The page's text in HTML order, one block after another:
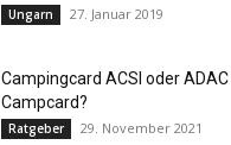
Ungarn 27. Januar 2019
Campingcard ACSI oder ADAC
Campcard?
Ratgeber 29. November 2021